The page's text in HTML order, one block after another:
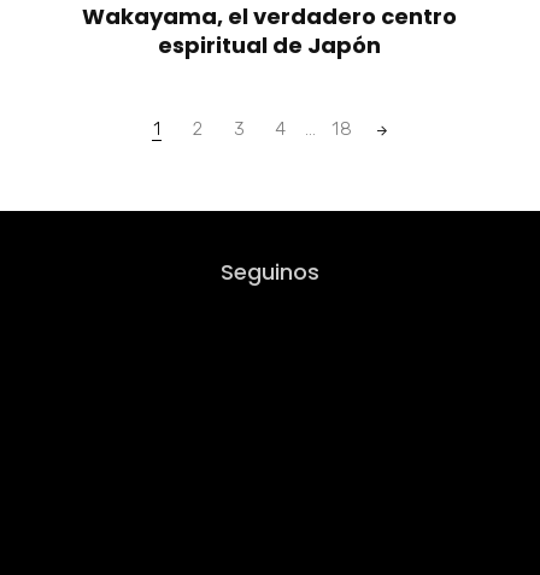
Wakayama, el verdadero centro
espiritual de Japón
1 2 3 4 … 18
Seguinos